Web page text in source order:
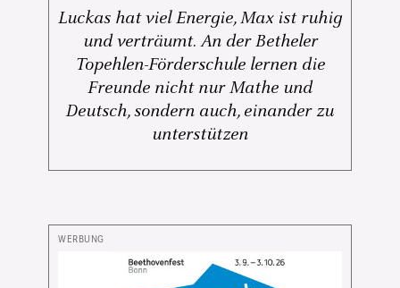
Luckas hat viel Energie, Max ist ruhig
und verträumt. An der Betheler
Topehlen-Förderschule lernen die
Freunde nicht nur Mathe und
Deutsch, sondern auch, einander zu
unterstützen